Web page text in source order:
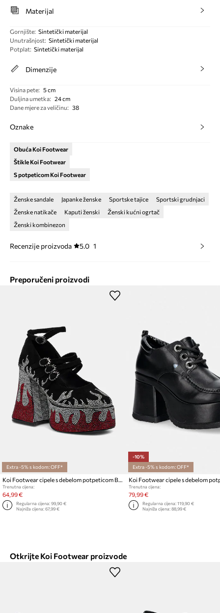
Materijal
Gornjište: Sintetički materijal
Unutrašnjost: Sintetički materijal
Potplat: Sintetički materijal
Dimenzije
Visina pete: 5 cm
Duljina umetka: 24 cm
Dane mjere za veličinu: 38
Oznake
Obuća Koi Footwear
Štikle Koi Footwear
S potpeticom Koi Footwear
Ženske sandale Japanke ženske Sportske tajice
Sportski grudnjaci
Ženske natikače
Kaputi ženski
Ženski kućni ogrtač
Ženski kombinezon
Recenzije proizvoda 5.0 1
Preporučeni proizvodi
Extra -5% s kodom: OFF*
Koi Footwear cipele s debelom potpeticom Blazed Flames Strappy Heels
Trenutna cijena:
64,99 €
Regularna cijena:99,90 €
Najniža cijena:67,99 €
-10%
Extra -5% s kodom: OFF*
Trenutna cijena:
79,99 €
Regularna cijena:119,90 €
Najniža cijena:88,99 €
Otkrijte Koi Footwear proizvode